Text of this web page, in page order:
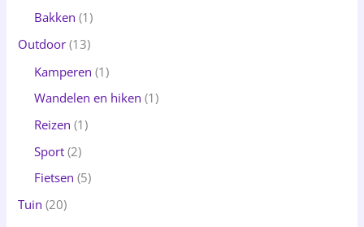
Bakken (1)
Outdoor (13)
Kamperen (1)
Wandelen en hiken (1)
Reizen (1)
Sport (2)
Fietsen (5)
Tuin (20)